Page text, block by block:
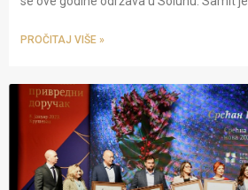
PROČITAJ VIŠE »